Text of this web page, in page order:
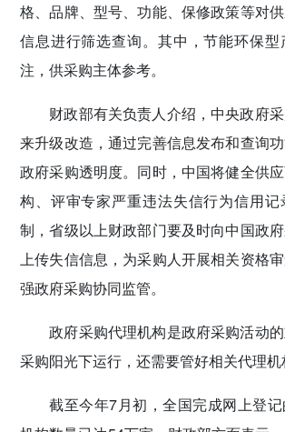
格、品牌、型号、功能、保修政策等对
信息进行筛选查询。其中，节能环保
注，供采购主体参考。
财政部有关负责人介绍，中央政府采
来升级改造，通过完善信息发布和查询
政府采购透明度。同时，中国将健全供
构、评审专家严重违法失信行为信用
制，省级以上财政部门要及时向中国政
上传失信信息，为采购人开展相关资格
强政府采购协同监管。
政府采购代理机构是政府采购活动的
采购阳光下运行，还需要管好相关代理机
截至今年7月初，全国完成网上登记